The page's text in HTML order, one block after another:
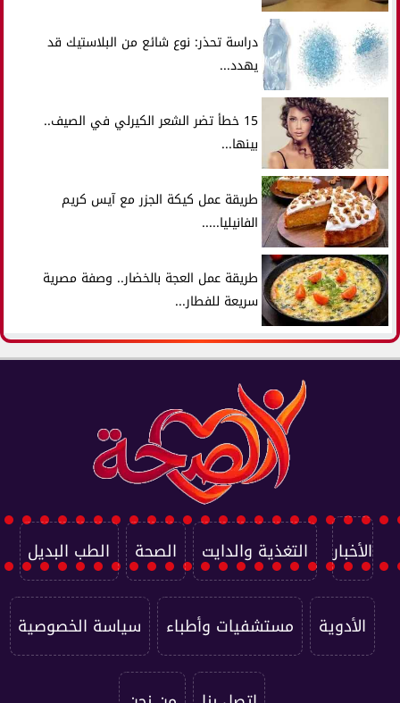
دراسة تحذر: نوع شائع من البلاستيك قد
يهدد...
15 خطأ تضر الشعر الكيرلي في الصيف..
بينها...
طريقة عمل كيكة الجزر مع آيس كريم
الفانيليا.....
طريقة عمل العجة بالخضار.. وصفة مصرية
سريعة للفطار...
الأخبار التغذية والدايت الصحة الطب البديل
الأدوية مستشفيات وأطباء سياسة الخصوصية